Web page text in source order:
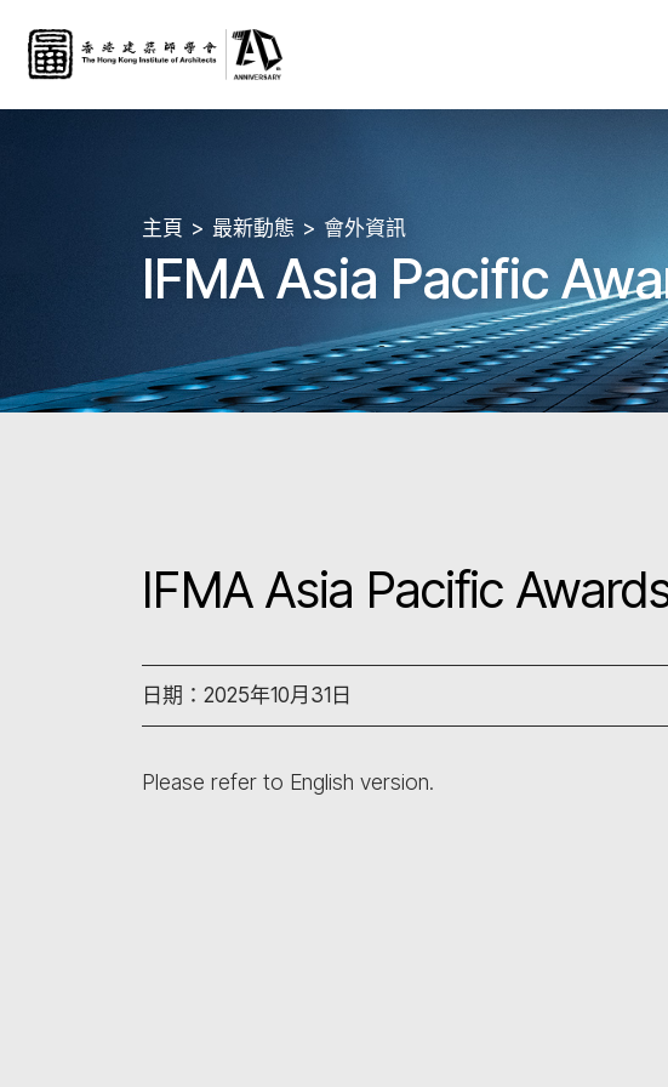
主頁 最新動態 會外資訊
IFMA Asia Pacific
IFMA Asia Pacific
日期：2025年10月31日
Please refer to English version.